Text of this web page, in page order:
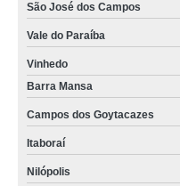
São José dos Campos
Vale do Paraíba
Vinhedo
Barra Mansa
Campos dos Goytacazes
Itaboraí
Nilópolis